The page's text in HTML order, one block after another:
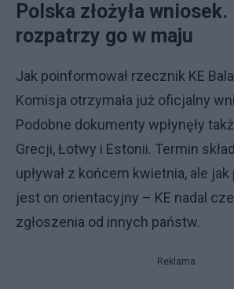
Polska złożyła wniosek.
rozpatrzy go w maju
Jak poinformował rzecznik KE
Komisja otrzymała już oficjalny
Podobne dokumenty wpłynęły
Grecji, Łotwy i Estonii. Termin
upływał z końcem kwietnia, ale
jest on orientacyjny – KE nadal
zgłoszenia od innych państw.
Reklama